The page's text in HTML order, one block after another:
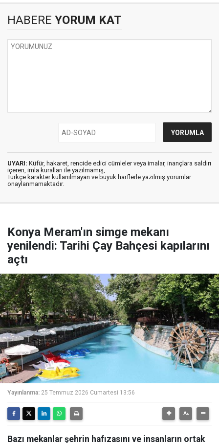
HABERE YORUM KAT
UYARI: Küfür, hakaret, rencide edici cümleler veya imalar, inançlara saldırı
içeren, imla kuralları ile yazılmamış,
Türkçe karakter kullanılmayan ve büyük harflerle yazılmış yorumlar
onaylanmamaktadır.
Konya Meram'ın simge mekanı
yenilendi: Tarihi Çay Bahçesi kapılarını
açtı
Yayınlanma: 25 Temmuz 2026 Cumartesi 13:56
Bazı mekanlar şehrin hafızasını ve insanların ortak